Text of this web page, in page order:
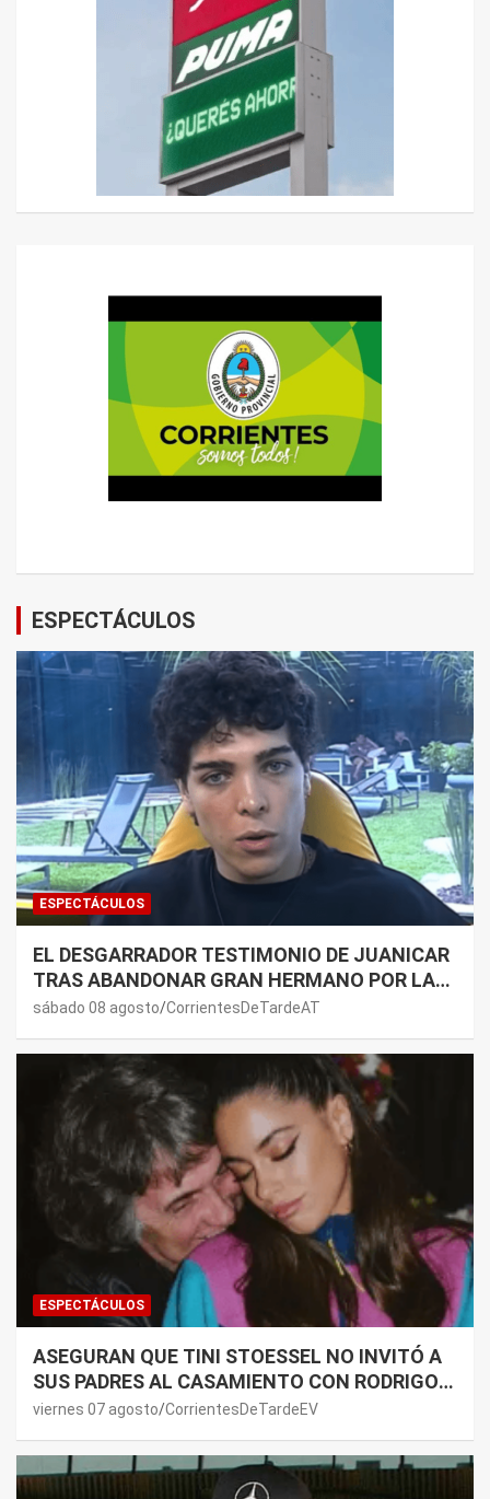
ESPECTÁCULOS
ESPECTÁCULOS
EL DESGARRADOR TESTIMONIO DE JUANICAR
TRAS ABANDONAR GRAN HERMANO POR LA
SALUD DE SU MAMÁ.
sábado 08 agosto CorrientesDeTardeAT
ESPECTÁCULOS
ASEGURAN QUE TINI STOESSEL NO INVITÓ A
SUS PADRES AL CASAMIENTO CON RODRIGO
DE PAUL: LOS MOTIVOS
viernes 07 agosto CorrientesDeTardeEV